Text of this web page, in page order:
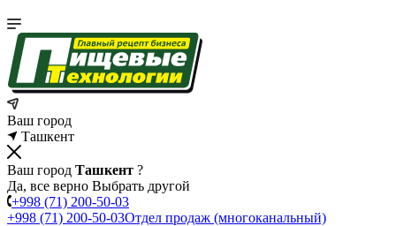
Ваш город
Ташкент
Ваш город Ташкент ?
Да, все верно Выбрать другой
+998 (71) 200-50-03
+998 (71) 200-50-03Отдел продаж (многоканальный)